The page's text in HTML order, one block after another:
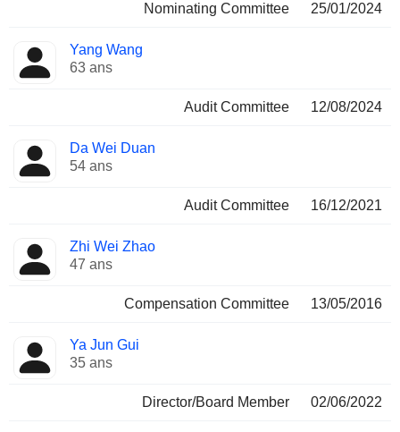
Nominating Committee
25/01/2024
Yang Wang
63 ans
Audit Committee 12/08/2024
Da Wei Duan
54 ans
Audit Committee 16/12/2021
Zhi Wei Zhao
47 ans
Compensation Committee 13/05/2016
Ya Jun Gui
35 ans
Director/Board Member 02/06/2022